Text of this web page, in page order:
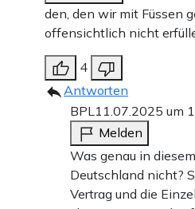
den, den wir mit Füssen
offensichtlich nicht
4
Antworten
BPL11.07.2025 um
Melden
Was genau in
Deutschland nicht?
Vertrag und die